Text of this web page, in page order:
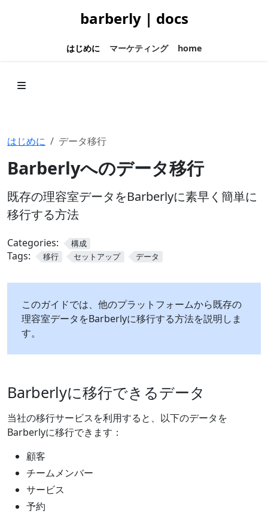
barberly | docs
はじめに マーケティング home
はじめに データ移行
Barberlyへのデータ移行
既存の理容室データをBarberlyに素早く簡単に
移行する方法
Categories: 構成
Tags: 移行 セットアップ データ
このガイドでは、他のプラットフォームから既存の
理容室データをBarberlyに移行する方法を説明しま
す。
Barberlyに移行できるデータ
当社の移行サービスを利用すると、以下のデータを
Barberlyに移行できます：
顧客
チームメンバー
サービス
予約